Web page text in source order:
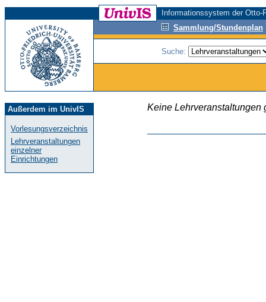
Informationssystem der
Sammlung/Stundenplan
Suche:
Außerdem im UnivIS
Vorlesungsverzeichnis
Lehrveranstaltungen
einzelner
Einrichtungen
Keine Lehrveranstaltungen